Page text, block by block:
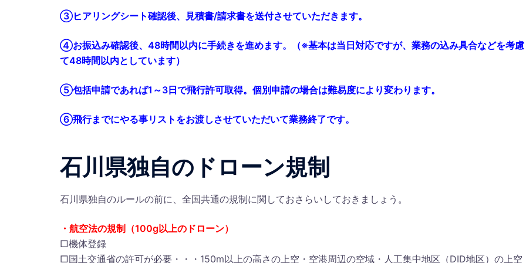
③ヒアリングシート確認後、見積書/請求書を送付させていただきます。
④お振込み確認後、48時間以内に手続きを進めます。（※基本は当日対応ですが、業務の込み具合などを考
て48時間以内としています）
⑤包括申請であれば1～3日で飛行許可取得。個別申請の場合は難易度により変わります。
⑥飛行までにやる事リストをお渡しさせていただいて業務終了です。
石川県独自のドローン規制
石川県独自のルールの前に、全国共通の規制に関しておさらいしておきましょう。
・航空法の規制（100g以上のドローン）
□機体登録
□国土交通省の許可が必要・・・150m以上の高さの上空・空港周辺の空域・人工集中地区（DID地区）の上空